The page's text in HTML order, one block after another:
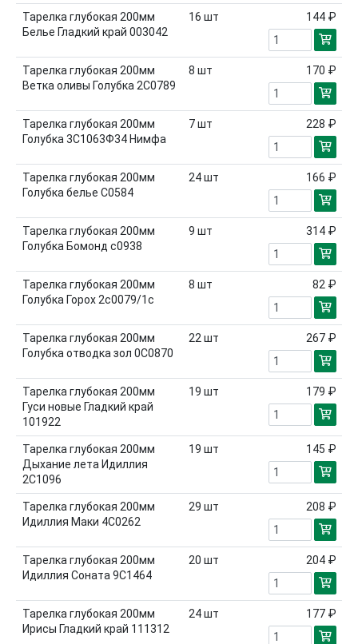
Тарелка глубокая 200мм
Белье Гладкий край 003042
16 шт 144 ₽
Тарелка глубокая 200мм
Ветка оливы Голубка 2С0789
8 шт 170 ₽
Тарелка глубокая 200мм
Голубка 3С1063Ф34 Нимфа
7шт 228 ₽
Тарелка глубокая 200мм
Голубка белье С0584
24шт 166 ₽
Тарелка глубокая 200мм
Голубка Бомонд с0938
9 шт 314 ₽
Тарелка глубокая 200мм
Голубка Горох 2с0079/1с
8 шт 82 ₽
Тарелка глубокая 200мм
Голубка отводка зол 0С0870
22 шт 267 ₽
Тарелка глубокая 200мм
Гуси новые Гладкий край
101922
19 шт 179 ₽
Тарелка глубокая 200мм
Дыхание лета Идиллия
2С1096
19 шт 145 ₽
Тарелка глубокая 200мм
Идиллия Маки 4С0262
29 шт 208 ₽
Тарелка глубокая 200мм
Идиллия Соната 9С1464
20 шт 204 ₽
Тарелка глубокая 200мм
Ирисы Гладкий край 111312
24шт 177 ₽